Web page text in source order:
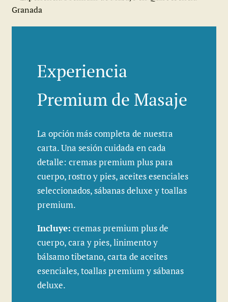
Experiencia
Premium de Masaje
La opción más completa de nuestra
carta. Una sesión cuidada en cada
detalle: cremas premium plus para
cuerpo, rostro y pies, aceites esenciales
seleccionados, sábanas deluxe y toallas
premium.
Incluye: cremas premium plus de
cuerpo, cara y pies, linimento y
bálsamo tibetano, carta de aceites
esenciales, toallas premium y sábanas
deluxe.